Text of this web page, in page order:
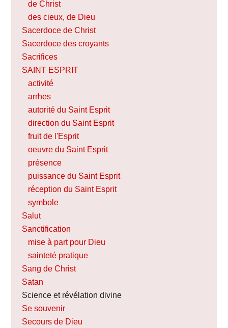
de Christ
des cieux, de Dieu
Sacerdoce de Christ
Sacerdoce des croyants
Sacrifices
SAINT ESPRIT
activité
arrhes
autorité du Saint Esprit
direction du Saint Esprit
fruit de l'Esprit
oeuvre du Saint Esprit
présence
puissance du Saint Esprit
réception du Saint Esprit
symbole
Salut
Sanctification
mise à part pour Dieu
sainteté pratique
Sang de Christ
Satan
Science et révélation divine
Se souvenir
Secours de Dieu